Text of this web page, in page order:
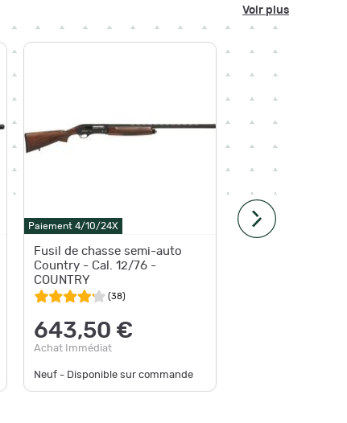
Voir plus
Paiement 4/10/24X
Fusil de chasse semi-auto
Country - Cal. 12/76 -
COUNTRY
(38)
643,50 €
Achat Immédiat
Neuf - Disponible sur commande